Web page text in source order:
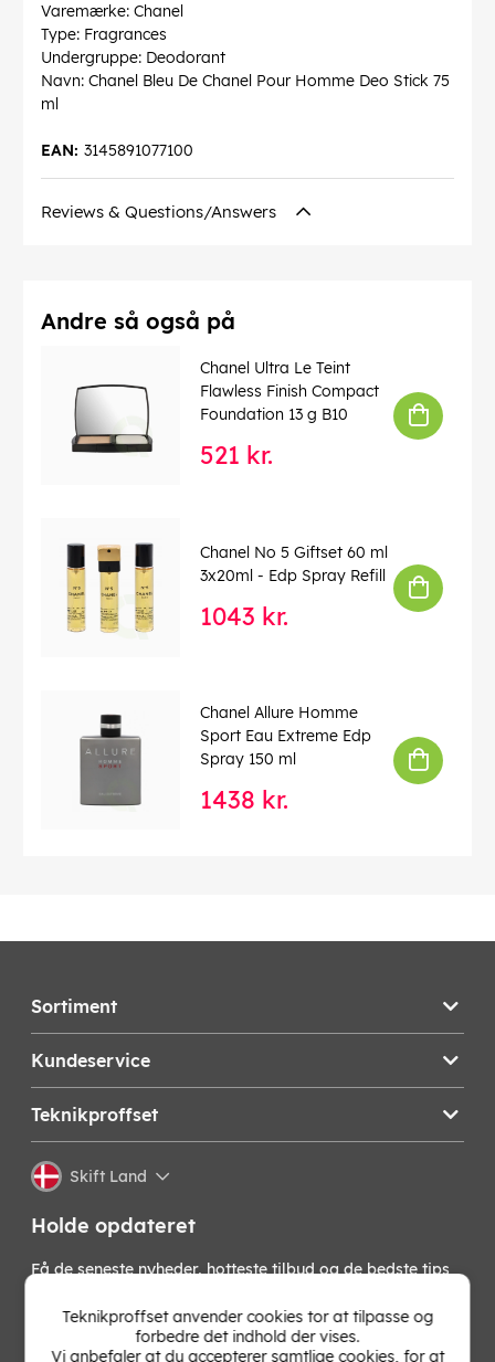
Varemærke: Chanel
Type: Fragrances
Undergruppe: Deodorant
Navn: Chanel Bleu De Chanel Pour Homme Deo Stick 75
ml
3145891077100
EAN:
Reviews & Questions/Answers
Andre så også på
Chanel Ultra Le Teint
Flawless Finish Compact
Foundation 13 g B10
521 kr.
Chanel No 5 Giftset 60 ml
3x20ml - Edp Spray Refill
1043 kr.
Chanel Allure Homme
Sport Eau Extreme Edp
Spray 150 ml
1438 kr.
Sortiment
Kundeservice
Teknikproffset
Skift Land
Holde opdateret
Få de seneste nyheder, hotteste tilbud og de bedste tips
nyhedsbrev!
Teknikproffset anvender cookies tor at tilpasse og
forbedre det indhold der vises.
Vi anbefaler at du accepterer samtlige cookies, for at